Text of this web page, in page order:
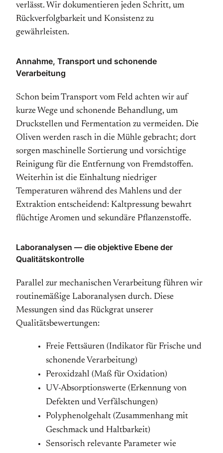
verlässt. Wir dokumentieren jeden Schritt, um
Rückverfolgbarkeit und Konsistenz zu
gewährleisten.
Annahme, Transport und schonende
Verarbeitung
Schon beim Transport vom Feld achten wir auf
kurze Wege und schonende Behandlung, um
Druckstellen und Fermentation zu vermeiden. Die
Oliven werden rasch in die Mühle gebracht; dort
sorgen maschinelle Sortierung und vorsichtige
Reinigung für die Entfernung von Fremdstoffen.
Weiterhin ist die Einhaltung niedriger
Temperaturen während des Mahlens und der
Extraktion entscheidend: Kaltpressung bewahrt
flüchtige Aromen und sekundäre Pflanzenstoffe.
Laboranalysen — die objektive Ebene der
Qualitätskontrolle
Parallel zur mechanischen Verarbeitung führen wir
routinemäßige Laboranalysen durch. Diese
Messungen sind das Rückgrat unserer
Qualitätsbewertungen:
Freie Fettsäuren (Indikator für Frische und
schonende Verarbeitung)
Peroxidzahl (Maß für Oxidation)
UV-Absorptionswerte (Erkennung von
Defekten und Verfälschungen)
Polyphenolgehalt (Zusammenhang mit
Geschmack und Haltbarkeit)
Sensorisch relevante Parameter wie